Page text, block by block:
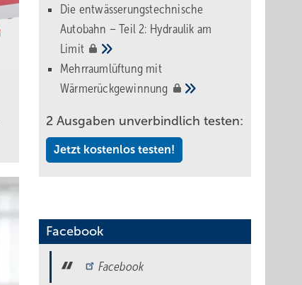
Die entwässerungstechnische
Autobahn – Teil 2: Hydraulik am
Limit
Mehrraumlüftung mit
Wärmerückgewinnung
2 Ausgaben unverbindlich testen:
Jetzt kostenlos testen!
Facebook
Facebook